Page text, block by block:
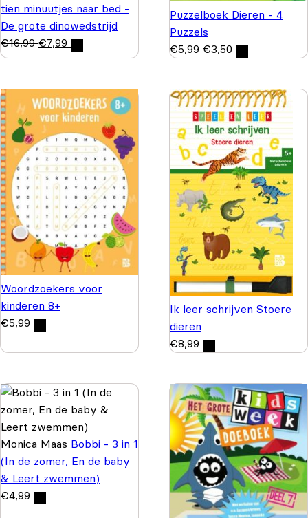
tien minuutjes naar bed -
De grote dinowedstrijd
€16,99 €7,99
Puzzelboek Dieren - 4
Puzzels
€5,99 €3,50
Woordzoekers voor
kinderen 8+
€5,99
Ik leer schrijven Stoere
dieren
€8,99
Monica Maas Bobbi - 3 in 1
(In de zomer, En de baby
& Leert zwemmen)
€4,99